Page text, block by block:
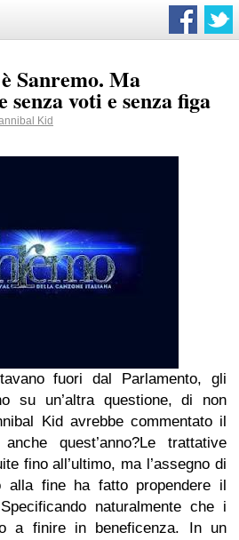
Sanremo. Ma
senza voti e senza figa
Kid
fuori dal Parlamento, gli
su un’altra questione, di non
Kid avrebbe commentato il
quest’anno?Le trattative
fino all’ultimo, ma l’assegno di
alla fine ha fatto propendere il
naturalmente che i
a finire in beneficenza. In un